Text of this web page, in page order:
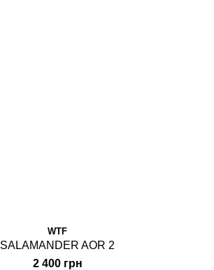
WTF
SALAMANDER AOR 2
2 400 грн